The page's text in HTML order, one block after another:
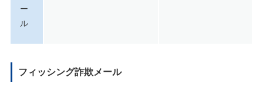
ー
ル
フィッシング詐欺メール